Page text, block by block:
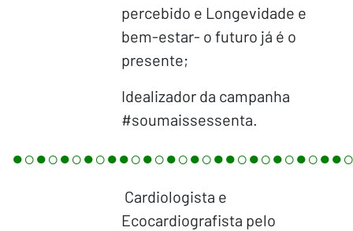
percebido e Longevidade e
bem-estar- o futuro já é o
presente;
Idealizador da campanha
#soumaissessenta.
Cardiologista e
Ecocardiografista pelo